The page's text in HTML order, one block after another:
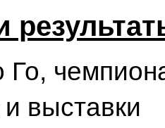
Го,
выставки